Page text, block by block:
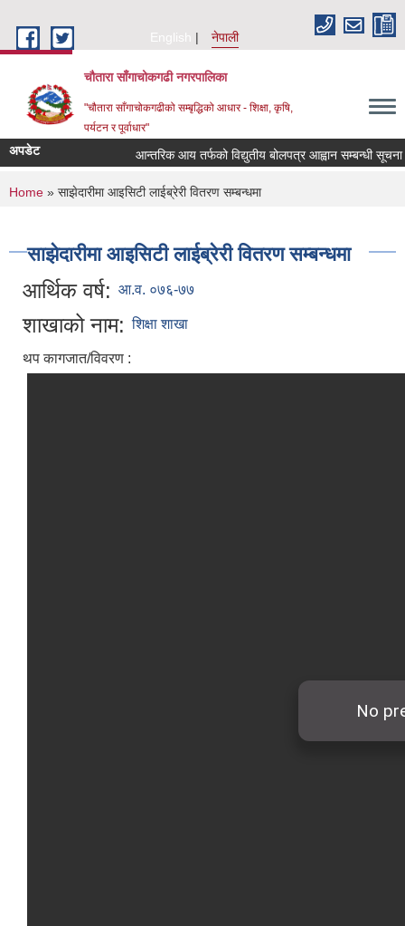
English
नेपाली
चौतारा साँगाचोकगढी नगरपालिका
"चौतारा साँगाचोकगढीको सम्बृद्धिको आधार - शिक्षा, कृषि,
पर्यटन र पूर्वाधार"
अपडेट आन्तरिक आय तर्फको विद्युतीय बोलपत्र आह्वान सम्बन्धी सूचना ।
You are here
Home » साझेदारीमा आइसिटी लाईब्रेरी वितरण सम्बन्धमा
साझेदारीमा आइसिटी लाईब्रेरी वितरण सम्बन्धमा
आर्थिक वर्ष: आ.व. ०७६-७७
शाखाको नाम: शिक्षा शाखा
थप कागजात/विवरण :